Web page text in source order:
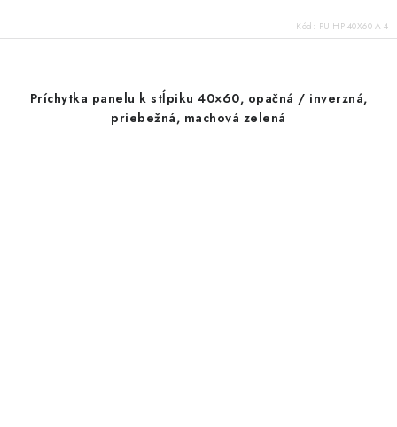
Kód: PU-HP-40X60-A-4
Príchytka panelu k stĺpiku 40×60, opačná / inverzná,
priebežná, machová zelená